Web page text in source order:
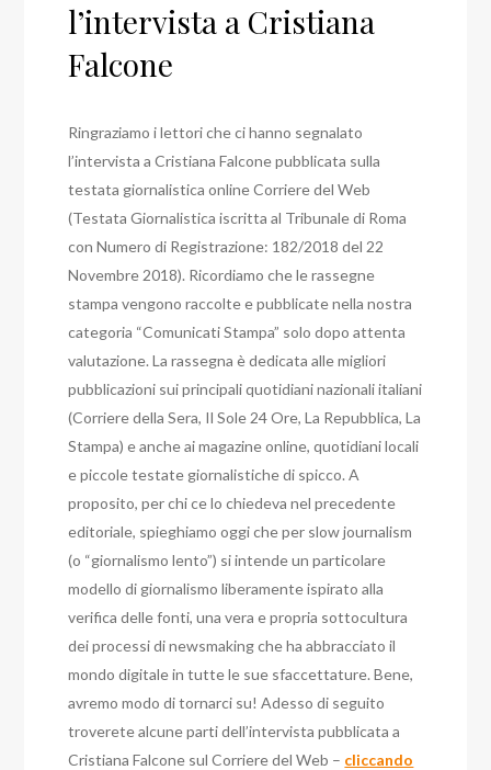
l’intervista a Cristiana
Falcone
Ringraziamo i lettori che ci hanno segnalato
l’intervista a Cristiana Falcone pubblicata sulla
testata giornalistica online Corriere del Web
(Testata Giornalistica iscritta al Tribunale di Roma
con Numero di Registrazione: 182/2018 del 22
Novembre 2018). Ricordiamo che le rassegne
stampa vengono raccolte e pubblicate nella nostra
categoria “Comunicati Stampa” solo dopo attenta
valutazione. La rassegna è dedicata alle migliori
pubblicazioni sui principali quotidiani nazionali italiani
(Corriere della Sera, Il Sole 24 Ore, La Repubblica, La
Stampa) e anche ai magazine online, quotidiani locali
e piccole testate giornalistiche di spicco. A
proposito, per chi ce lo chiedeva nel precedente
editoriale, spieghiamo oggi che per slow journalism
(o “giornalismo lento”) si intende un particolare
modello di giornalismo liberamente ispirato alla
verifica delle fonti, una vera e propria sottocultura
dei processi di newsmaking che ha abbracciato il
mondo digitale in tutte le sue sfaccettature. Bene,
avremo modo di tornarci su! Adesso di seguito
troverete alcune parti dell’intervista pubblicata a
Cristiana Falcone sul Corriere del Web – cliccando